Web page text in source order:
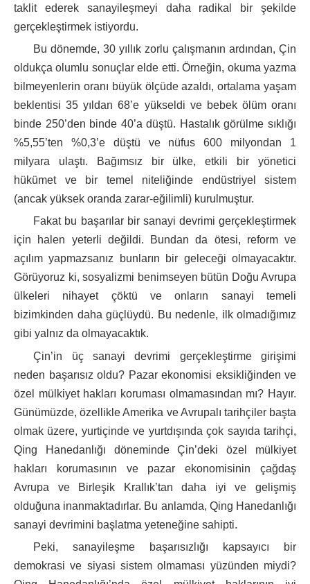
taklit ederek sanayileşmeyi daha radikal bir şekilde
gerçekleştirmek istiyordu.
Bu dönemde, 30 yıllık zorlu çalışmanın ardından, Çin
oldukça olumlu sonuçlar elde etti. Örneğin, okuma yazma
bilmeyenlerin oranı büyük ölçüde azaldı, ortalama yaşam
beklentisi 35 yıldan 68’e yükseldi ve bebek ölüm oranı
binde 250’den binde 40’a düştü. Hastalık görülme sıklığı
%5,55’ten %0,3’e düştü ve nüfus 600 milyondan 1
milyara ulaştı. Bağımsız bir ülke, etkili bir yönetici
hükümet ve bir temel niteliğinde endüstriyel sistem
(ancak yüksek oranda zarar-eğilimli) kurulmuştur.
Fakat bu başarılar bir sanayi devrimi gerçekleştirmek
için halen yeterli değildi. Bundan da ötesi, reform ve
açılım yapmazsanız bunların bir geleceği olmayacaktır.
Görüyoruz ki, sosyalizmi benimseyen bütün Doğu Avrupa
ülkeleri nihayet çöktü ve onların sanayi temeli
bizimkinden daha güçlüydü. Bu nedenle, ilk olmadığımız
gibi yalnız da olmayacaktık.
Çin’in üç sanayi devrimi gerçekleştirme girişimi
neden başarısız oldu? Pazar ekonomisi eksikliğinden ve
özel mülkiyet hakları koruması olmamasından mı? Hayır.
Günümüzde, özellikle Amerika ve Avrupalı tarihçiler başta
olmak üzere, yurtiçinde ve yurtdışında çok sayıda tarihçi,
Qing Hanedanlığı döneminde Çin’deki özel mülkiyet
hakları korumasının ve pazar ekonomisinin çağdaş
Avrupa ve Birleşik Krallık’tan daha iyi ve gelişmiş
olduğuna inanmaktadırlar. Bu anlamda, Qing Hanedanlığı
sanayi devrimini başlatma yeteneğine sahipti.
Peki, sanayileşme başarısızlığı kapsayıcı bir
demokrasi ve siyasi sistem olmaması yüzünden miydi?